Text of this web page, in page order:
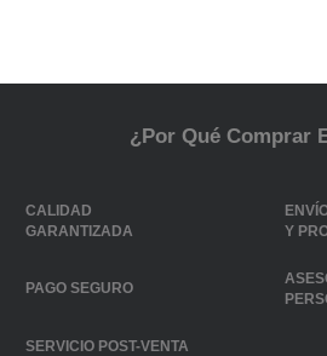
¿Por Qué Comprar
CALIDAD
GARANTIZADA
Y
PAGO SEGURO
SERVICIO POST-VENTA